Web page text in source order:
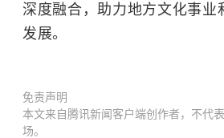
深度融合，助力地方文化事业
发展。
免责声明
本文来自腾讯新闻客户端创作者，不代
场。